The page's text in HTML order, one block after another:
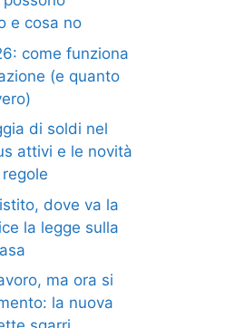
e cosa no
come funziona
(e quanto
di soldi nel
attivi e le novità
dove va la
la legge sulla
ma ora si
la nuova